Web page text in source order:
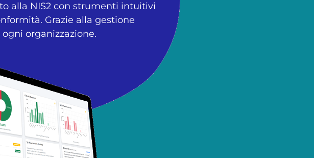
alla NIS2 con strumenti intuitivi
Grazie alla gestione
organizzazione.